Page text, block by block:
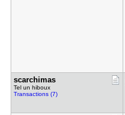
scarchimas
Tel un hiboux
Transactions (7)